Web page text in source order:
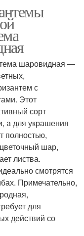
шаровидная ―
с
Этот
сорт
а для украшения
полностью,
шар,
листва.
смотрятся
Примечательно,
для
действий со